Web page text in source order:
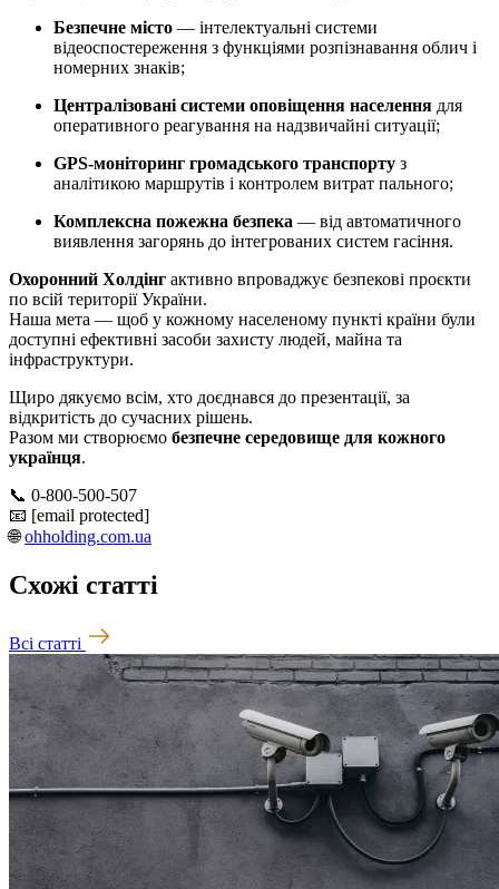
Безпечне місто — інтелектуальні системи
відеоспостереження з функціями розпізнавання облич і
номерних знаків;
Централізовані системи оповіщення населення для
оперативного реагування на надзвичайні ситуації;
GPS-моніторинг громадського транспорту з
аналітикою маршрутів і контролем витрат пального;
Комплексна пожежна безпека — від автоматичного
виявлення загорянь до інтегрованих систем гасіння.
Охоронний Холдінг активно впроваджує безпекові проєкти
по всій території України.
Наша мета — щоб у кожному населеному пункті країни були
доступні ефективні засоби захисту людей, майна та
інфраструктури.
Щиро дякуємо всім, хто доєднався до презентації, за
відкритість до сучасних рішень.
Разом ми створюємо безпечне середовище для кожного
українця.
📞 0-800-500-507
📧 [email protected]
🌐ohholding.com.ua
Схожі статті
Всі статті